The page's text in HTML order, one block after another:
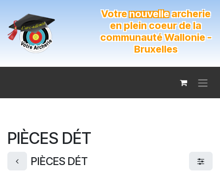
Votrenouvellearcherie
en plein coeur de la
communauté Wallonie -
Bruxelles
PIÈCES DÉT
PIÈCES DÉT